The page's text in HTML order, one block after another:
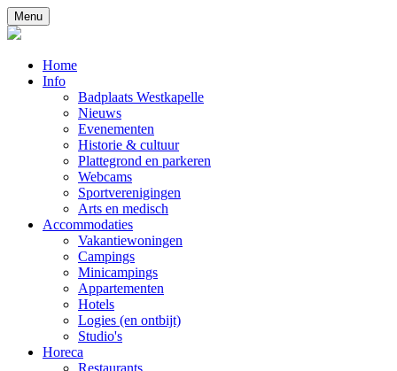
Menu
Home
Info
Badplaats Westkapelle
Nieuws
Evenementen
Historie & cultuur
Plattegrond en parkeren
Webcams
Sportverenigingen
Arts en medisch
Accommodaties
Vakantiewoningen
Campings
Minicampings
Appartementen
Hotels
Logies (en ontbijt)
Studio's
Horeca
Restaurants